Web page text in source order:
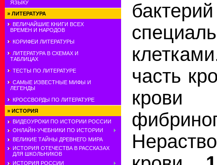
ЯЗЫКУ
» ЛИТЕРАТУРА
ВЕЛИЧАЙШИЕ КНИГИ ВСЕХ
ВРЕМЕН И НАРОДОВ
КОРИФЕИ ЛИТЕРАТУРЫ
ЛИТЕРАТУРА В СХЕМАХ И
ТАБЛИЦАХ
ТЕСТЫ ПО ЛИТЕРАТУРЕ
САМЫЕ ИЗВЕСТНЫЕ МИФЫ И
ЛЕГЕНДЫ
КРОССВОРДЫ ПО ЛИТЕРАТУРЕ
» ИСТОРИЯ
ВИДЕОУРОКИ ПО ИСТОРИИ РОССИИ
ОНЛАЙН-УЧЕБНИКИ ПО ИСТОРИИ
ВЕЛИКИЕ ТАЙНЫ ДРЕВНЕГО МИРА
ИСТОРИЯ ОТЕЧЕСТВА В РАССКАЗАХ
ДЛЯ ШКОЛЬНИКОВ
ИСТОРИЯ РОССИИ
бактерий
часть